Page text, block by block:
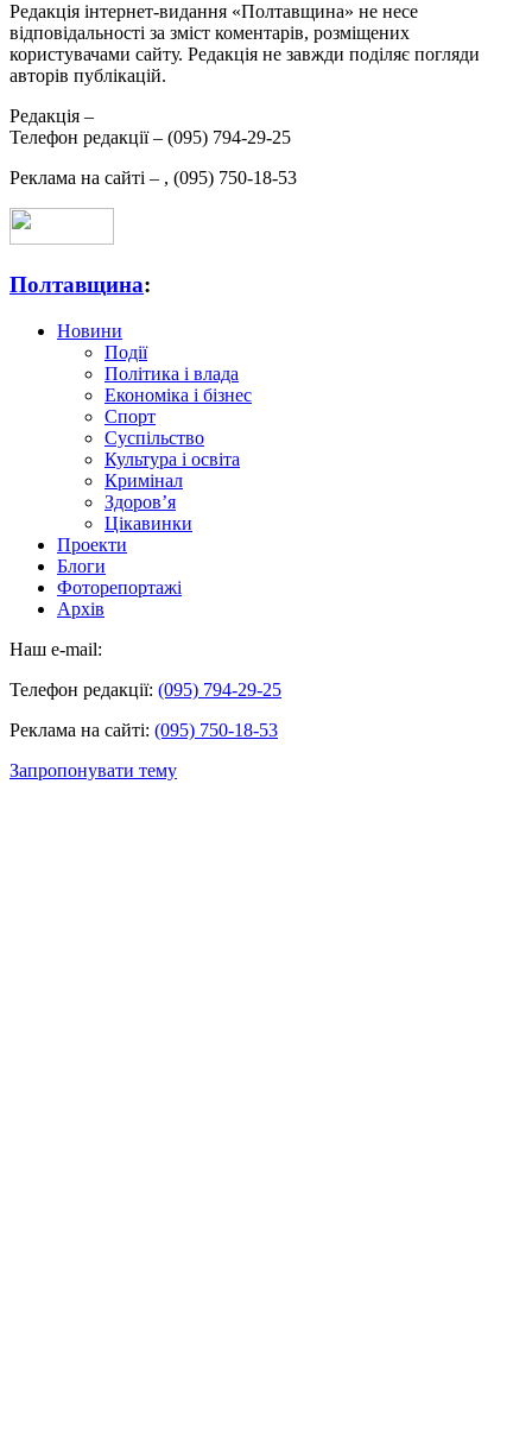
Редакція інтернет-видання «Полтавщина» не несе
відповідальності за зміст коментарів, розміщених
користувачами сайту. Редакція не завжди поділяє погляди
авторів публікацій.
Редакція –
Телефон редакції – (095) 794-29-25
Реклама на сайті – , (095) 750-18-53
Полтавщина:
Новини
Події
Політика і влада
Економіка і бізнес
Спорт
Суспільство
Культура і освіта
Кримінал
Здоров’я
Цікавинки
Проекти
Блоги
Фоторепортажі
Архів
Наш e-mail:
Телефон редакції: (095) 794-29-25
Реклама на сайті: (095) 750-18-53
Запропонувати тему